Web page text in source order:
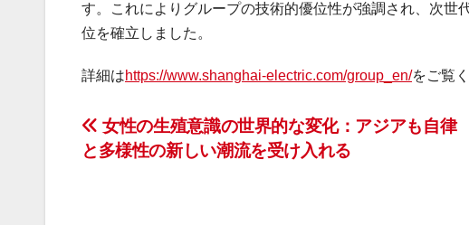
す。これによりグループの技術的優位性が強調され、次
位を確立しました。
詳細はhttps://www.shanghai-electric.com/group_en/をご覧
投
稿
女性の生殖意識の世界的な変化：アジアも自律
と多様性の新しい潮流を受け入れる